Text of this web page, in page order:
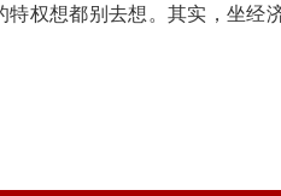
权想都别去想。其实，坐经